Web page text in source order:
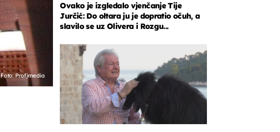
Foto: Profimedia
Ovako je izgledalo vjenčanje Tije
Jurčić: Do oltara ju je dopratio očuh, a
slavilo se uz Olivera i Rozgu...